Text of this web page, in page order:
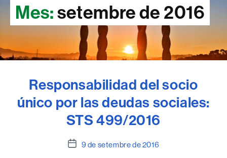
Mes:setembre de 2016
Responsabilidad del socio
único por las deudas sociales:
STS 499/2016
Data9 de setembre de 2016